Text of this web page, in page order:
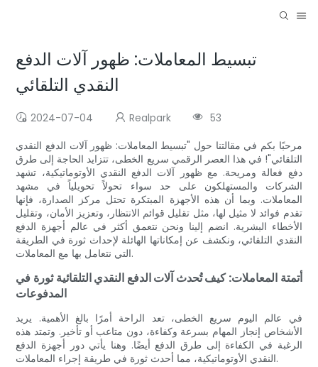
تبسيط المعاملات: ظهور آلات الدفع
النقدي التلقائي
2024-07-04 Realpark
53
مرحبًا بكم في مقالتنا حول "تبسيط المعاملات: ظهور آلات الدفع النقدي
التلقائي"! في هذا العصر الرقمي سريع الخطى، تتزايد الحاجة إلى طرق
دفع فعالة ومريحة. مع ظهور آلات الدفع النقدي الأوتوماتيكية، تشهد
الشركات والمستهلكون على حد سواء تحولاً تحويلياً في مشهد
المعاملات. وبما أن هذه الأجهزة المبتكرة تحتل مركز الصدارة، فإنها
تقدم فوائد لا مثيل لها، مثل تقليل قوائم الانتظار، وتعزيز الأمان، وتقليل
الأخطاء البشرية. انضم إلينا ونحن نتعمق أكثر في عالم أجهزة الدفع
النقدي التلقائي، ونكشف عن إمكاناتها الهائلة لإحداث ثورة في الطريقة
التي نتعامل بها مع المعاملات.
أتمتة المعاملات: كيف تُحدث آلات الدفع النقدي التلقائية ثورة في
المدفوعات
في عالم اليوم سريع الخطى، تعد الراحة أمرًا بالغ الأهمية. يريد
الأشخاص إنجاز المهام بسرعة وكفاءة، دون متاعب أو تأخير. وتمتد هذه
الرغبة في الكفاءة إلى طرق الدفع أيضًا. وهنا يأتي دور أجهزة الدفع
النقدي الأوتوماتيكية، مما أحدث ثورة في طريقة إجراء المعاملات.